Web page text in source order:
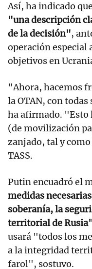
Así, ha indicado que
"una descripción
de la decisión",
operación especial
objetivos en
"Ahora, hacemos
la OTAN, con
ha afirmado. "Esto
(de movilización
zanjado, tal y
TASS.
Putin encuadró el
medidas
soberanía, la
territorial de
usará "todos los
a la integridad
farol", sostuvo.